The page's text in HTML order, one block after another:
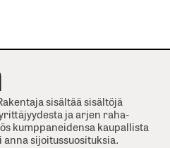
sisältää sisältöjä
ja arjen raha-
kumppaneidensa kaupallista
sijoitussuosituksia.